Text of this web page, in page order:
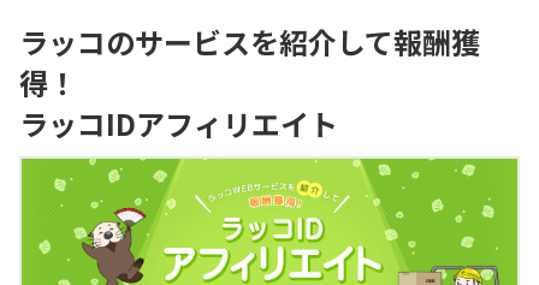
ラッコのサービスを紹介して報酬獲
得！
ラッコIDアフィリエイト